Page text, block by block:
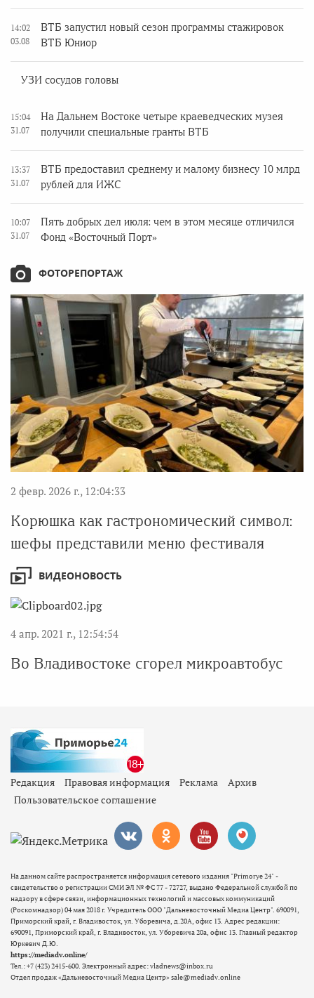
14:02
03.08
ВТБ запустил новый сезон программы стажировок
ВТБ Юниор
УЗИ сосудов головы
15:04
31.07
На Дальнем Востоке четыре краеведческих музея
получили специальные гранты ВТБ
13:37
31.07
ВТБ предоставил среднему и малому бизнесу 10 млрд
рублей для ИЖС
10:07
31.07
Пять добрых дел июля: чем в этом месяце отличился
Фонд «Восточный Порт»
ФОТОРЕПОРТАЖ
2 февр. 2026 г., 12:04:33
Корюшка как гастрономический символ:
шефы представили меню фестиваля
ВИДЕОНОВОСТЬ
4 апр. 2021 г., 12:54:54
Во Владивостоке сгорел микроавтобус
Редакция Правовая информация Реклама
Архив
Пользовательское соглашение
На данном сайте распространяется информация сетевого издания "Primorye 24" -
свидетельство о регистрации СМИ ЭЛ № ФС 77 - 72727, выдано Федеральной службой по
надзору в сфере связи, информационных технологий и массовых коммуникаций
(Роскомнадзор) 04 мая 2018 г. Учредитель ООО "Дальневосточный Медиа Центр". 690091,
Приморский край, г. Владивосток, ул. Уборевича, д.20А, офис 13. Адрес редакции:
690091, Приморский край, г. Владивосток, ул. Уборевича 20а, офис 13. Главный редактор
Юркевич Д.Ю.
https://mediadv.online/
Тел.: +7 (423) 2415-600. Электронный адрес: vladnews@inbox.ru
Отдел продаж «Дальневосточный Медиа Центр» sale@mediadv.online